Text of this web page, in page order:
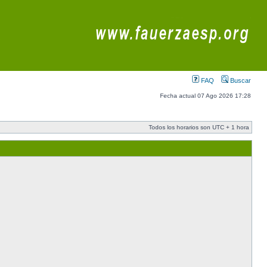
FAQ Buscar
Fecha actual 07 Ago 2026 17:28
Todos los horarios son UTC + 1 hora